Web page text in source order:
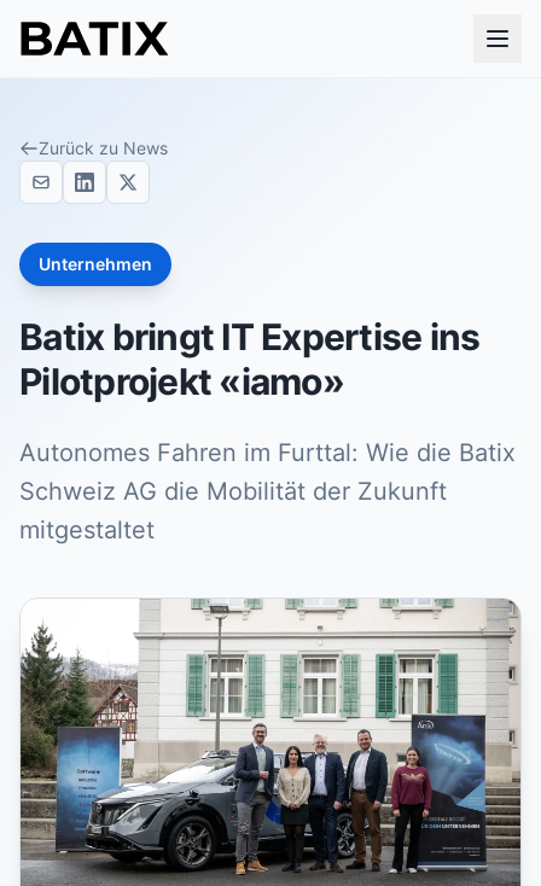
Zurück zu News
Unternehmen
Batix bringt IT Expertise ins
Pilotprojekt «iamo»
Autonomes Fahren im Furttal: Wie die Batix
Schweiz AG die Mobilität der Zukunft
mitgestaltet